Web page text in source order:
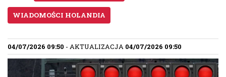
WIADOMOŚCI HOLANDIA
04/07/2026 09:50 - AKTUALIZACJA 04/07/2026 09:50